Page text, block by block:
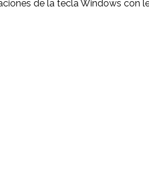
de la tecla Windows con